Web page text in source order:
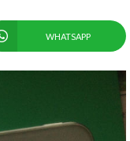
WHATSAPP